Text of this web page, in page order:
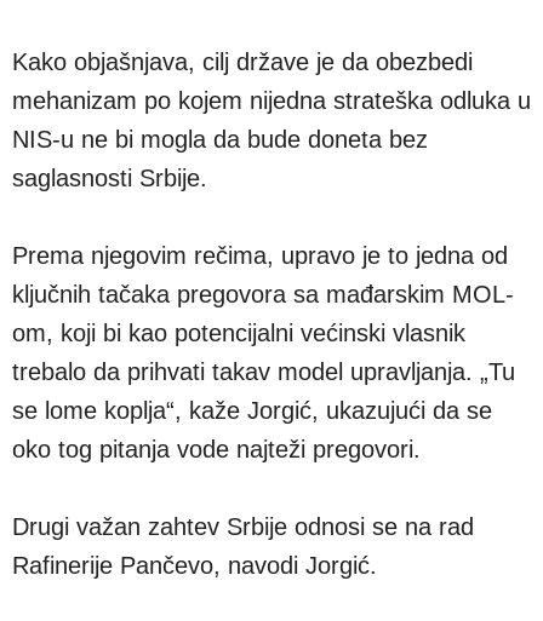
Kako objašnjava, cilj države je da obezbedi
mehanizam po kojem nijedna strateška odluka u
NIS-u ne bi mogla da bude doneta bez
saglasnosti Srbije.
Prema njegovim rečima, upravo je to jedna od
ključnih tačaka pregovora sa mađarskim MOL-
om, koji bi kao potencijalni većinski vlasnik
trebalo da prihvati takav model upravljanja. „Tu
se lome koplja“, kaže Jorgić, ukazujući da se
oko tog pitanja vode najteži pregovori.
Drugi važan zahtev Srbije odnosi se na rad
Rafinerije Pančevo, navodi Jorgić.